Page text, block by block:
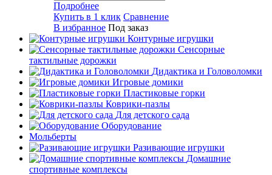
Подробнее
Купить в 1 клик Сравнение
В избранное Под заказ
Контурные игрушки
Сенсорные
тактильные дорожки
Дидактика и Головоломки
Игровые домики
Пластиковые горки
Коврики-пазлы
Для детского сада
Оборудование
Мольберты
Разивающие игрушки
Домашние
спортивные комплексы